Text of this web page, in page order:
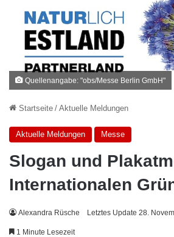
Quellenangabe: "obs/Messe Berlin GmbH"
Startseite / Aktuelle Meldungen
Aktuelle Meldungen Messe
Slogan und
Internationalen
Alexandra Rüsche Letztes Update 28.
1 Minute Lesezeit